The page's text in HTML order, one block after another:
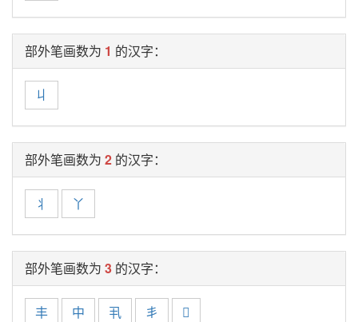
部外笔画数为 1 的汉字：
丩
部外笔画数为 2 的汉字：
丬 丫
部外笔画数为 3 的汉字：
丰 中 丮 丯 